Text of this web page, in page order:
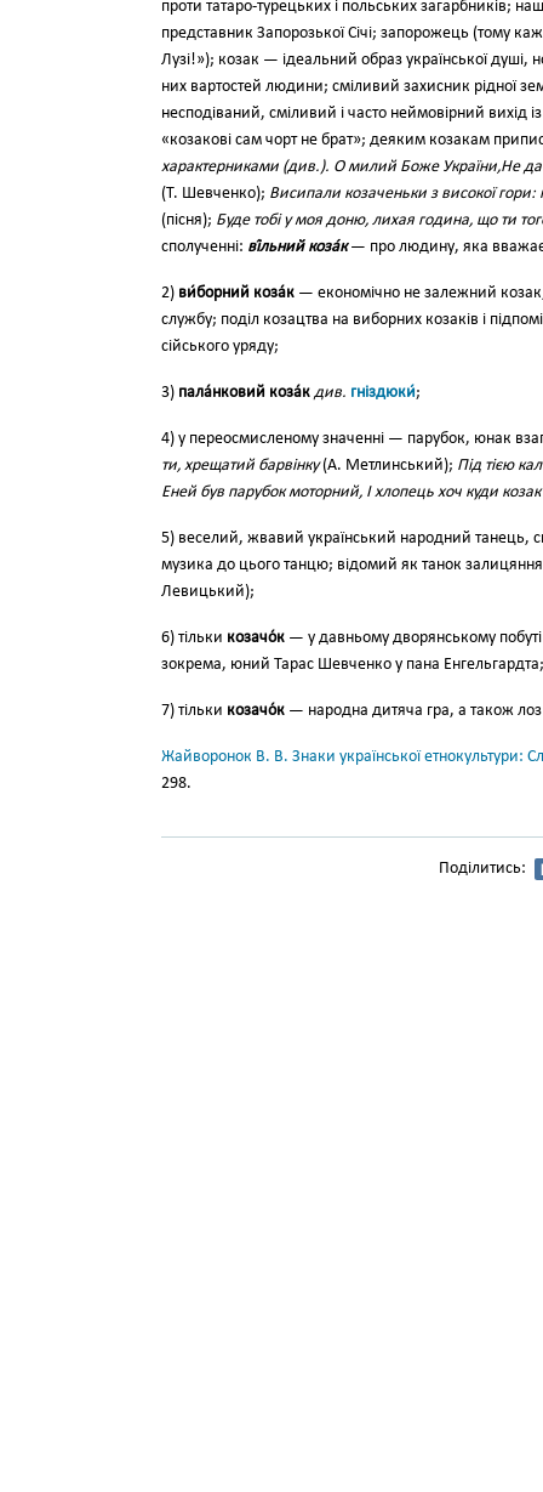
проти татаро-турецьких і польських загарбників;
представник Запорозької Січі; за­порожець (тому
Лузі!»); козак — ідеальний образ української душі,
них вартостей людини; сміливий захисник рідної
несподіваний, сміливий і часто неймовірний ви­хід
«козакові сам чорт не брат»; деяким козакам
характерниками (див.). О ми­лий Боже України,Не
(Т. Шевченко); Висипали козачень­ки з високої
(піс­ня); Буде тобі у моя доню, лихая го­дина, що ти
сполученні: ві́льний коза́к— про людину, яка вважає
2) ви́борний коза́к — еконо­мічно не залежний
службу; поділ козацтва на ви­борних козаків і
сійського уряду;
3) пала́нковий коза́к див. гніздюки́;
4) у переосмис­леному значенні — парубок, юнак
ти, хрещатий бар­вінку(А. Метлинський); Під тією
Еней був пару­бок моторний, І хлопець хоч куди козак
5) весе­лий, жвавий український народ­ний танець,
музика до цього танцю; відомий як танок
Левицький);
6) тільки козачо́к — у давньому дворянсько­му
зокрема, юний Тарас Шевченко у пана Енгельгардта;
7) тільки козачо́к — народ­на дитяча гра, а також
Жайворонок В. В. Знаки української етнокультури:
298.
Поділитись: